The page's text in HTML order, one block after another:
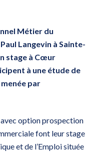
Métier du
Langevin à Sainte-
stage à Cœur
à une étude de
par
avec option prospection
font leur stage
et de l’Emploi située